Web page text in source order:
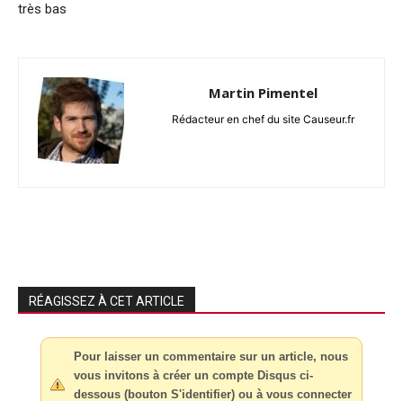
très bas
Martin Pimentel
Rédacteur en chef du site Causeur.fr
RÉAGISSEZ À CET ARTICLE
Pour laisser un commentaire sur un article, nous
vous invitons à créer un compte Disqus ci-
dessous (bouton S'identifier) ou à vous connecter